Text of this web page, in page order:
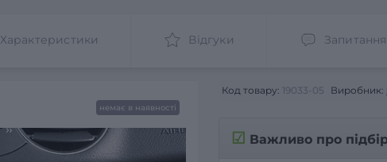
Характеристики Відгуки Запитання
немає в наявності
Код товару: 19033-05 Виробник:
☑ Важливо про